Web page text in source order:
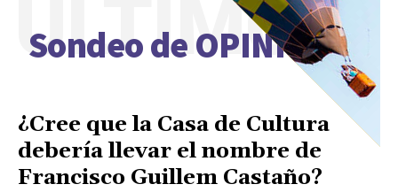
Sondeo de OPINIÓN
ÚLTIMO
¿Cree que la Casa de Cultura
debería llevar el nombre de
Francisco Guillem Castaño?